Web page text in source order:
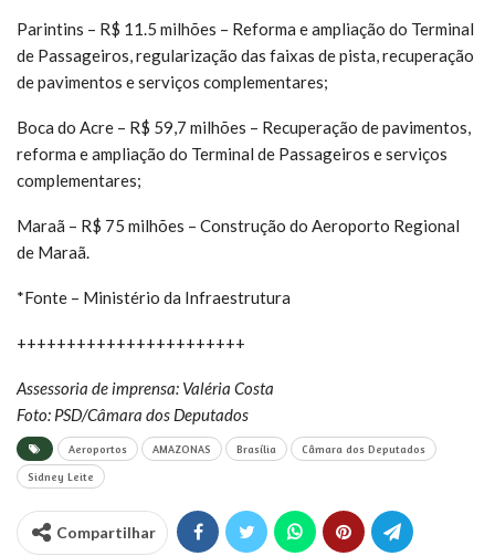
Parintins – R$ 11.5 milhões – Reforma e ampliação do Terminal
de Passageiros, regularização das faixas de pista, recuperação
de pavimentos e serviços complementares;
Boca do Acre – R$ 59,7 milhões – Recuperação de pavimentos,
reforma e ampliação do Terminal de Passageiros e serviços
complementares;
Maraã – R$ 75 milhões – Construção do Aeroporto Regional
de Maraã.
*Fonte – Ministério da Infraestrutura
+++++++++++++++++++++++
Assessoria de imprensa: Valéria Costa
Foto: PSD/Câmara dos Deputados
Aeroportos AMAZONAS Brasília Câmara dos Deputados
Sidney Leite
Compartilhar